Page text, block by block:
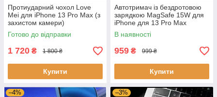
Протиударний чохол Love
Mei для iPhone 13 Pro Max (з
захистом камери)
Готово до відправки
1 720 ₴ 1 800 ₴
Купити
Автотримач із бездротовою
зарядкою MagSafe 15W для
iPhone для 13 Pro Max
В наявності
959 ₴ 999 ₴
Купити
–4% –3%